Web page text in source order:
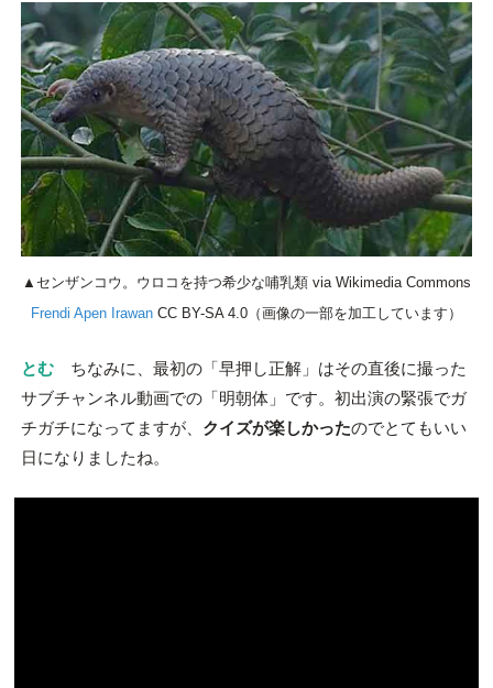
▲センザンコウ。ウロコを持つ希少な哺乳類 via Wikimedia Commons
Frendi Apen Irawan CC BY-SA 4.0（画像の一部を加工しています）
とむちなみに、最初の「早押し正解」はその直後に撮った
サブチャンネル動画での「明朝体」です。初出演の緊張でガ
チガチになってますが、 クイズが楽しかったのでとてもいい
日になりましたね。